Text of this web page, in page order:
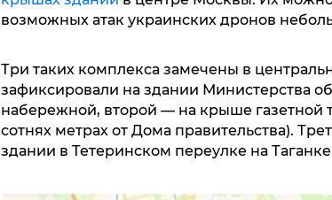
возможных атак украинских дронов
Три таких комплекса замечены в
зафиксировали на здании Министерства
набережной, второй — на крыше газетной
сотнях метрах от Дома правительства).
здании в Тетеринском переулке на